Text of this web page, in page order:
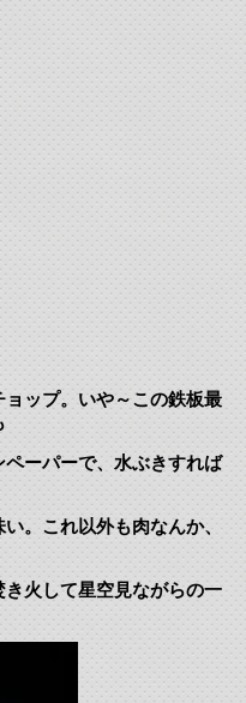
ップ。いや～この鉄板最
ーパーで、水ぶきすれば
。これ以外も肉なんか、
火して星空見ながらの一